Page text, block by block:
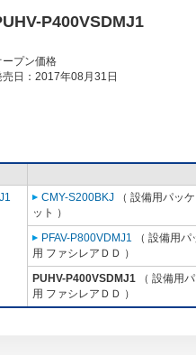
P400VSDMJ1
ープン価格
売日：2017年08月31日
CMY-S200BKJ （ 設備用パッ
ット ）
PFAV-P800VDMJ1 （ 設備用
用 ファシレアＤＤ ）
PUHV-P400VSDMJ1 （ 設備用
用 ファシレアＤＤ ）